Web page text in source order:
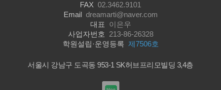
FAX 02.3462.9101
Email dreamarti@naver.com
대표
이은우
사업자번호
213-86-26328
학원설립·운영등록 제7506호
서울시 강남구 도곡동 953-1 SK허브프리모빌딩 3,4층